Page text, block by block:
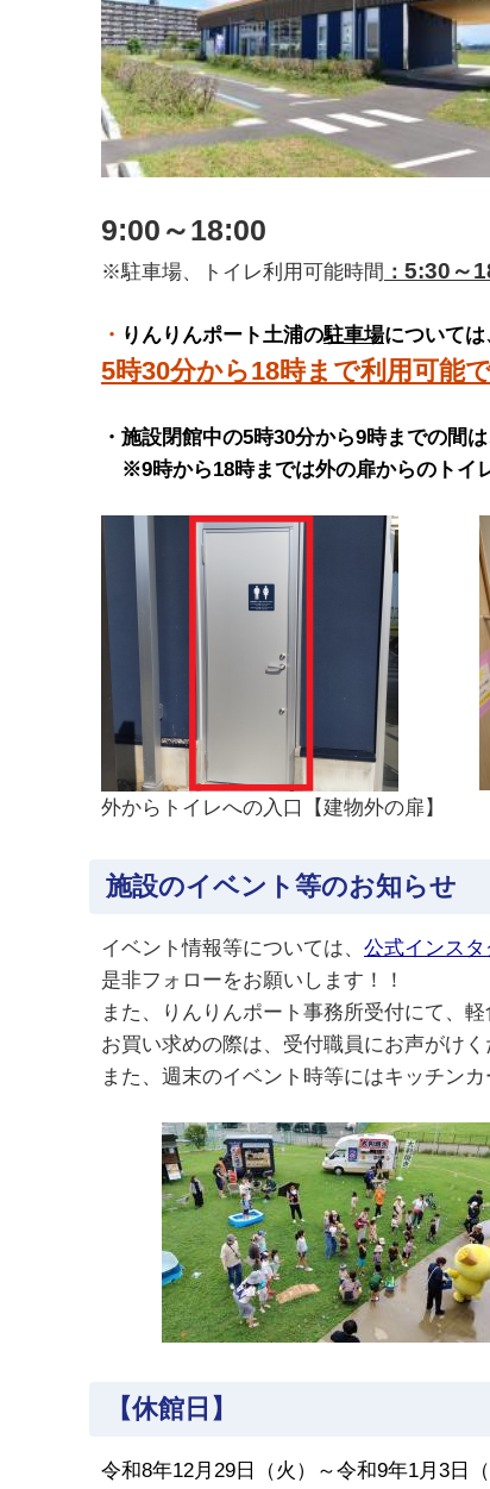
9:00～18:00
※駐車場、トイレ利用可能時間 ： 5:30～
・ りんりんポート土浦の駐車場について
5時30分から18時まで利用可能
・施設閉館中の5時30分から9時までの間
※9時から18時までは外の扉からのトイ
外からトイレへの入口【建物外
施設のイベント等のお知らせ
イベント情報等については、 公式インスタ
是非フォローをお願いします！！
また、りんりんポート事務所受付にて、
お買い求めの際は、受付職員にお声がけく
また、週末のイベント時等にはキッチン
【休館日】
令和8年12月29日（火）～令和9年1月3日（